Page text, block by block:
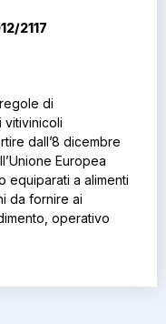
2117
di
vitivinicoli
dall’8 dicembre
Europea
equiparati a alimenti
da fornire ai
operativo